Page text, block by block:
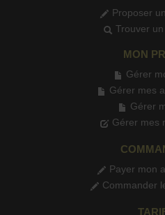
Proposer
Trouver
MON
Gérer
Gérer mes
Gérer
Gérer mes
Payer mon
Commander